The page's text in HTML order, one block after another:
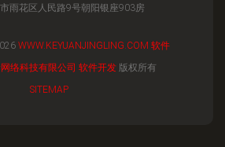
雨花区人民路9号朝阳银座903房
WWW.KEYUANJINGLING.COM 软件
络科技有限公司 软件开发版权所有
SITEMAP